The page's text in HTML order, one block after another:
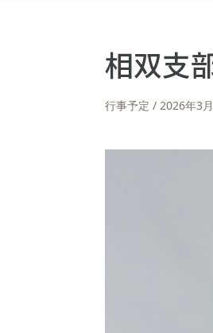
相双支
行事予定 2026年3